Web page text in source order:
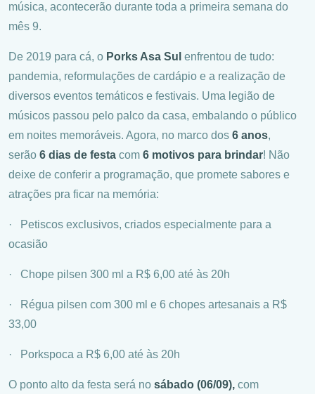
música, acontecerão durante toda a primeira semana do
mês 9.
De 2019 para cá, o Porks Asa Sul enfrentou de tudo:
pandemia, reformulações de cardápio e a realização de
diversos eventos temáticos e festivais. Uma legião de
músicos passou pelo palco da casa, embalando o público
em noites memoráveis. Agora, no marco dos 6 anos,
serão 6 dias de festa com 6 motivos para brindar! Não
deixe de conferir a programação, que promete sabores e
atrações pra ficar na memória:
· Petiscos exclusivos, criados especialmente para a
ocasião
· Chope pilsen 300 ml a R$ 6,00 até às 20h
· Régua pilsen com 300 ml e 6 chopes artesanais a R$
33,00
· Porkspoca a R$ 6,00 até às 20h
O ponto alto da festa será no sábado (06/09), com